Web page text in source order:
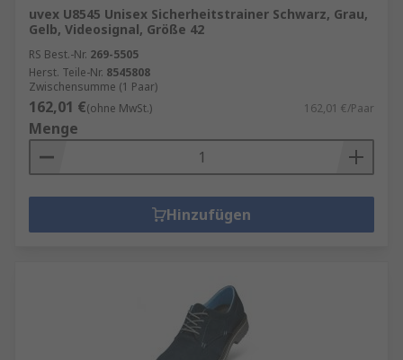
uvex U8545 Unisex Sicherheitstrainer Schwarz, Grau,
Gelb, Videosignal, Größe 42
RS Best.-Nr. 269-5505
Herst. Teile-Nr. 8545808
Zwischensumme (1 Paar)
162,01 €(ohne MwSt.) 162,01 €/Paar
Menge
Hinzufügen